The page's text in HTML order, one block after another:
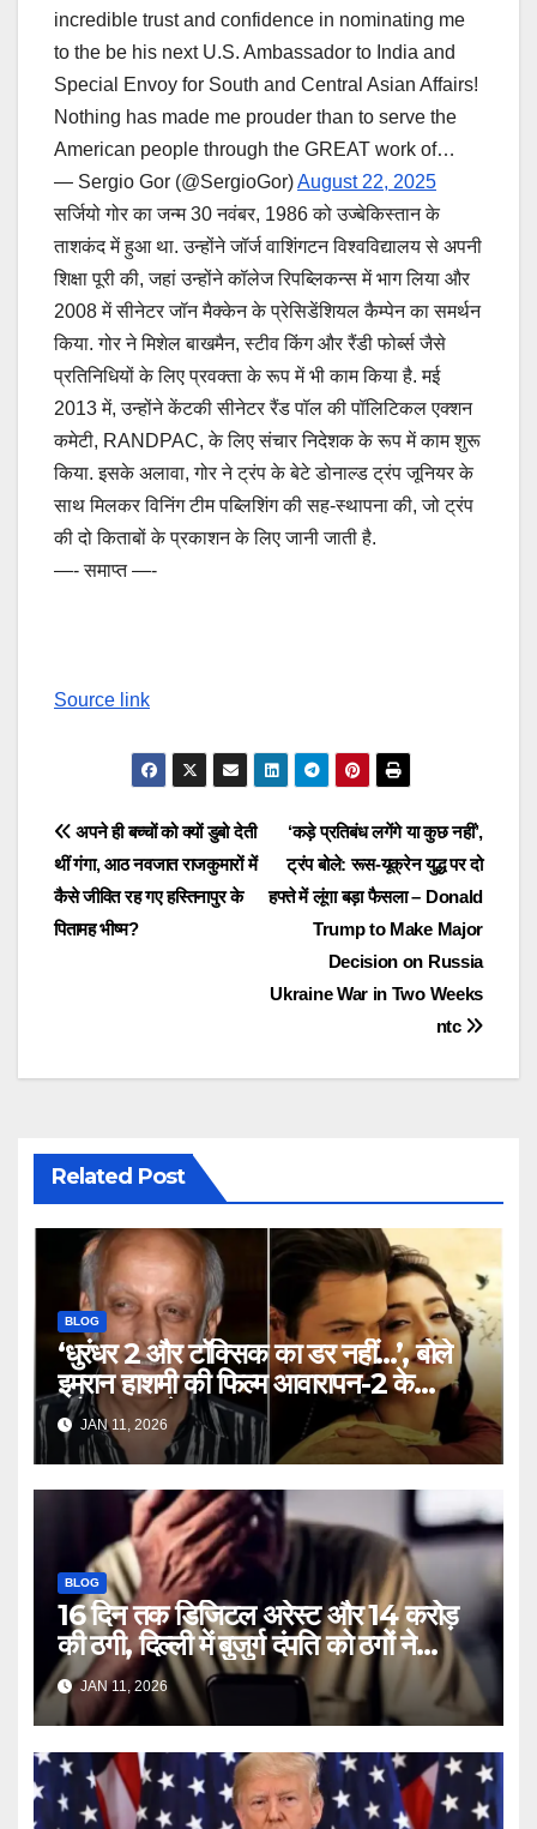
incredible trust and confidence in nominating me
to the be his next U.S. Ambassador to India and
Special Envoy for South and Central Asian Affairs!
Nothing has made me prouder than to serve the
American people through the GREAT work of…
— Sergio Gor (@SergioGor)August 22, 2025
सर्जियो गोर का जन्म 30 नवंबर, 1986 को उज्बेकिस्तान के
ताशकंद में हुआ था. उन्होंने जॉर्ज वाशिंगटन विश्वविद्यालय से अपनी
शिक्षा पूरी की, जहां उन्होंने कॉलेज रिपब्लिकन्स में भाग लिया और
2008 में सीनेटर जॉन मैक्केन के प्रेसिडेंशियल कैम्पेन का समर्थन
किया. गोर ने मिशेल बाखमैन, स्टीव किंग और रैंडी फोर्ब्स जैसे
प्रतिनिधियों के लिए प्रवक्ता के रूप में भी काम किया है. मई
2013 में, उन्होंने केंटकी सीनेटर रैंड पॉल की पॉलिटिकल एक्शन
कमेटी, RANDPAC, के लिए संचार निदेशक के रूप में काम शुरू
किया. इसके अलावा, गोर ने ट्रंप के बेटे डोनाल्ड ट्रंप जूनियर के
साथ मिलकर विनिंग टीम पब्लिशिंग की सह-स्थापना की, जो ट्रंप
की दो किताबों के प्रकाशन के लिए जानी जाती है.
—- समाप्त —-
Source link
Post
navigation
‘कड़े प्रतिबंध लगेंगे या कुछ नहीं’,
ट्रंप बोले: रूस-यूक्रेन युद्ध पर दो
हफ्ते में लूंगा बड़ा फैसला – Donald
Trump to Make Major
Decision on Russia
Ukraine War in Two Weeks
ntc
अपने ही बच्चों को क्यों डुबो देती
थीं गंगा, आठ नवजात राजकुमारों में
कैसे जीवित रह गए हस्तिनापुर के
पितामह भीष्म?
Related Post
BLOG
‘धुरंधर 2 और टॉक्सिक का डर नहीं…’, बोले
इमरान हाशमी की फिल्म आवारापन-2 के
प्रोड्यूसर मुकेश भट्ट – Mukesh
Bhatt on Emraan Hashmi
Awarapan 2 delay release
date tmovg
JAN 11, 2026
BLOG
16 दिन तक डिजिटल अरेस्ट और 14 करोड़
की ठगी, दिल्ली में बुजुर्ग दंपति को ठगों ने
लगाया चूना – Delhi Cyber Fraud
elderly couple digital arrest
duped crores ntc rttm
JAN 11, 2026